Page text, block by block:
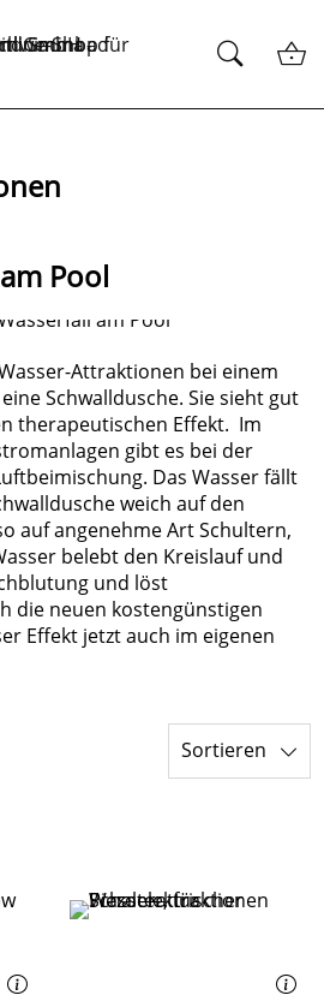
Pool
Attraktionen bei einem
Schwalldusche. Sie sieht gut
therapeutischen Effekt. Im
gibt es bei der
Das Wasser fällt
weich auf den
auf angenehme Art Schultern,
belebt den Kreislauf und
und löst
die neuen kostengünstigen
Effekt jetzt auch im eigenen
Sortieren